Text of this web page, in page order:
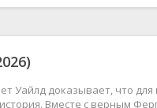
СССР
Уайлд доказывает, что
Вместе с верным